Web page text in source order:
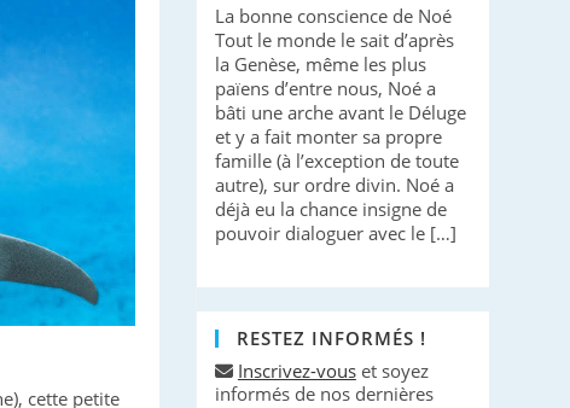
cette petite
La bonne conscience de Noé
Tout le monde le sait d’après
la Genèse, même les plus
païens d’entre nous, Noé a
bâti une arche avant le Déluge
et y a fait monter sa propre
famille (à l’exception de toute
autre), sur ordre divin. Noé a
déjà eu la chance insigne de
pouvoir dialoguer avec le […]
RESTEZ INFORMÉS !
Inscrivez-vouset soyez
informés de nos dernières